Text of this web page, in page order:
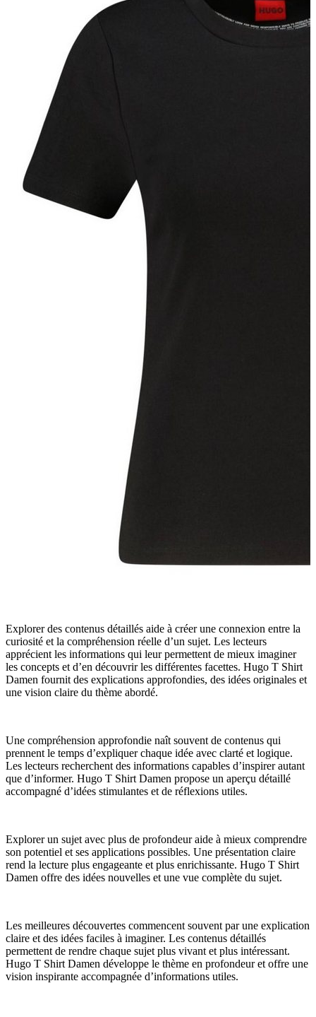
Explorer des contenus détaillés aide à créer une connexion entre la
curiosité et la compréhension réelle d’un sujet. Les lecteurs
apprécient les informations qui leur permettent de mieux imaginer
les concepts et d’en découvrir les différentes facettes. Hugo T Shirt
Damen fournit des explications approfondies, des idées originales et
une vision claire du thème abordé.
Une compréhension approfondie naît souvent de contenus qui
prennent le temps d’expliquer chaque idée avec clarté et logique.
Les lecteurs recherchent des informations capables d’inspirer autant
que d’informer. Hugo T Shirt Damen propose un aperçu détaillé
accompagné d’idées stimulantes et de réflexions utiles.
Explorer un sujet avec plus de profondeur aide à mieux comprendre
son potentiel et ses applications possibles. Une présentation claire
rend la lecture plus engageante et plus enrichissante. Hugo T Shirt
Damen offre des idées nouvelles et une vue complète du sujet.
Les meilleures découvertes commencent souvent par une explication
claire et des idées faciles à imaginer. Les contenus détaillés
permettent de rendre chaque sujet plus vivant et plus intéressant.
Hugo T Shirt Damen développe le thème en profondeur et offre une
vision inspirante accompagnée d’informations utiles.